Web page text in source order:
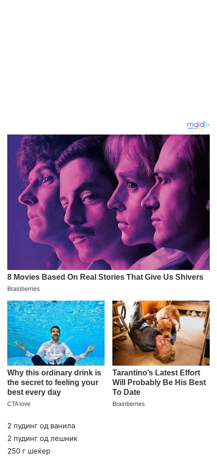
2 пудинг од ванила
2 пудинг од лешник
250 г шеќер